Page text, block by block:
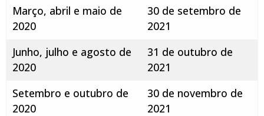
Março, abril e maio de
2020
30 de setembro de
2021
Junho, julho e agosto de
2020
31 de outubro de
2021
Setembro e outubro de
2020
30 de novembro de
2021